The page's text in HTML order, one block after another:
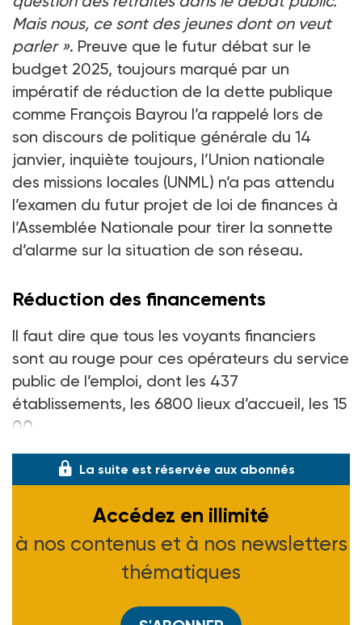
Mais nous, ce sont des jeunes dont on veut
parler ». Preuve que le futur débat sur le
budget 2025, toujours marqué par un
impératif de réduction de la dette publique
comme François Bayrou l’a rappelé lors de
son discours de politique générale du 14
janvier, inquiète toujours, l’Union nationale
des missions locales (UNML) n’a pas attendu
l’examen du futur projet de loi de finances à
l’Assemblée Nationale pour tirer la sonnette
d’alarme sur la situation de son réseau.
Réduction des financements
Il faut dire que tous les voyants financiers
sont au rouge pour ces opérateurs du service
public de l’emploi, dont les 437
établissements, les 6800 lieux d’accueil, les 15
00
La suite est réservée aux abonnés
Accédez en illimité
à nos contenus et à nos newsletters
thématiques